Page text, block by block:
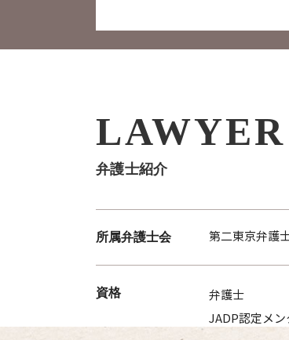
LAWYER
弁護士紹介
所属弁護士会 第二東京弁護
資格
弁護士
JADP認定メ